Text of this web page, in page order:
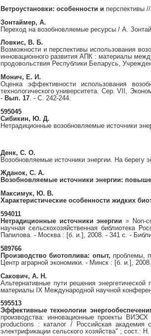
Ветроустановки: особенности и перспективы
Зонтаймер, А.
Переход на возобновляемые ресурсы / А.
Ловкис, В. Б.
Возможности и перспективы использования
инновационного развития АПК : материалы
продовольствия Республики Беларусь,
Монич, Е. И.
Оценка эффективности использования
технологического университета. Сер. VII,
- Вып. 17. - С. 242-244.
595045
Сибикин, Ю. Д.
Нетрадиционные возобновляемые источники
Денк, С. О.
Возобновляемые источники энергии. На берегу
Жданок, С. А.
Возобновляемые источники энергии:
Максимук, Ю. В.
Характеристические особенности жидких
594011
Нетрадиционные источники энергии = Non-
научная сельскохозяйственная библиотека
Папилова. - Москва : [б. и.], 2008. - 341 с. -
589766
Производство биотоплива: опыт, проблемы,
Центр аграрной экономики. - Минск : [б. и.],
Сакович, А. Н.
Альтернативные пути решения
материалы IX Международной научной
595513
Эффективные технологии
производства: инновационные проекты
productions : каталог / Российская академия
электрификации сельского хозяйства" ;